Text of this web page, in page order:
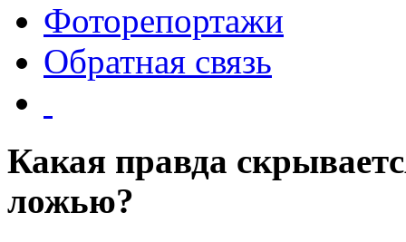
Фоторепортажи
Обратная связь
Какая правда
ложью?